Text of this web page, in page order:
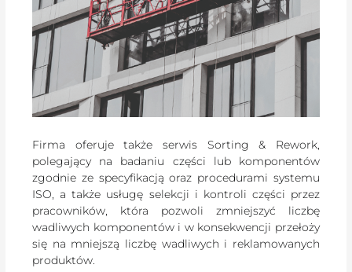
Firma oferuje także serwis Sorting & Rework,
polegający na badaniu części lub komponentów
zgodnie ze specyfikacją oraz procedurami systemu
ISO, a także usługę selekcji i kontroli części przez
pracowników, która pozwoli zmniejszyć liczbę
wadliwych komponentów i w konsekwencji przełoży
się na mniejszą liczbę wadliwych i reklamowanych
produktów.